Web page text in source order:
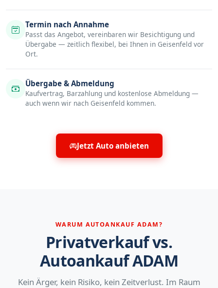
Termin nach Annahme
Passt das Angebot, vereinbaren wir Besichtigung und
Übergabe — zeitlich flexibel, bei Ihnen in Geisenfeld vor
Ort.
Übergabe & Abmeldung
Kaufvertrag, Barzahlung und kostenlose Abmeldung —
auch wenn wir nach Geisenfeld kommen.
Jetzt Auto anbieten
WARUM AUTOANKAUF ADAM?
Privatverkauf vs.
Autoankauf ADAM
Kein Ärger, kein Risiko, kein Zeitverlust. Im Raum